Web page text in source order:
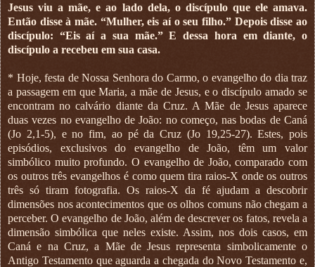
Jesus viu a mãe, e ao lado dela, o discípulo que ele amava.
Então disse à mãe. “Mulher, eis aí o seu filho.” Depois disse ao
discípulo: “Eis aí a sua mãe.” E dessa hora em diante, o
discípulo a recebeu em sua casa.
* Hoje, festa de Nossa Senhora do Carmo, o evangelho do dia traz
a passagem em que Maria, a mãe de Jesus, e o discípulo amado se
encontram no calvário diante da Cruz. A Mãe de Jesus aparece
duas vezes no evangelho de João: no começo, nas bodas de Caná
(Jo 2,1-5), e no fim, ao pé da Cruz (Jo 19,25-27). Estes, pois
episódios, exclusivos do evangelho de João, têm um valor
simbólico muito profundo. O evangelho de João, comparado com
os outros três evangelhos é como quem tira raios-X onde os outros
três só tiram fotografia. Os raios-X da fé ajudam a descobrir
dimensões nos acontecimentos que os olhos comuns não chegam a
perceber. O evangelho de João, além de descrever os fatos, revela a
dimensão simbólica que neles existe. Assim, nos dois casos, em
Caná e na Cruz, a Mãe de Jesus representa simbolicamente o
Antigo Testamento que aguarda a chegada do Novo Testamento e,